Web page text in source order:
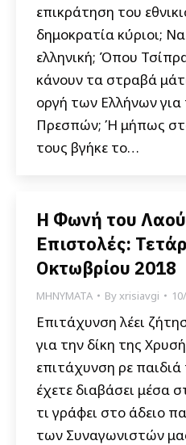
επικράτηση του
δημοκρατία κύριοι;
ελληνική; Όπου
κάνουν τα στραβά
οργή των Ελλήνων
Πρεσπών; Ή μήπως
τους βγήκε το…
Η Φωνή του
Επιστολές:
Οκτωβρίου 2018
ΜΗΝΥΜΑΤΑ Byxrisiavgi
Επιτάχυνση λέει
για την δίκη της
επιτάχυνση ρε
έχετε διαβάσει μέσα
τι γράφει στο άδειο
των Συναγωνιστών